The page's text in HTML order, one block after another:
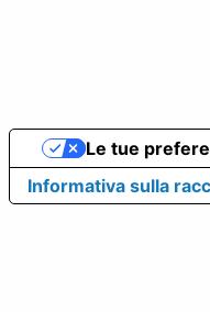
Informativa sulla
Le tue